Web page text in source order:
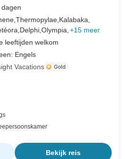
dagen
Thermopylae, Kalabaka,
Delphi,Olympia, +15 meer
leeftijden welkom
Engels
Vacations
Bekijk reis